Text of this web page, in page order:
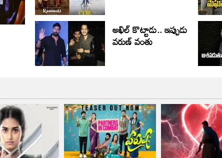
అఖిల్ కొట్టాడు.. ఇప్పుడు
వరుణ్ వంతు